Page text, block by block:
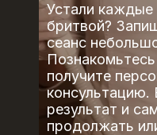
Устали каждые
бритвой?
сеанс
получите
консультацию.
результат и
продолжать